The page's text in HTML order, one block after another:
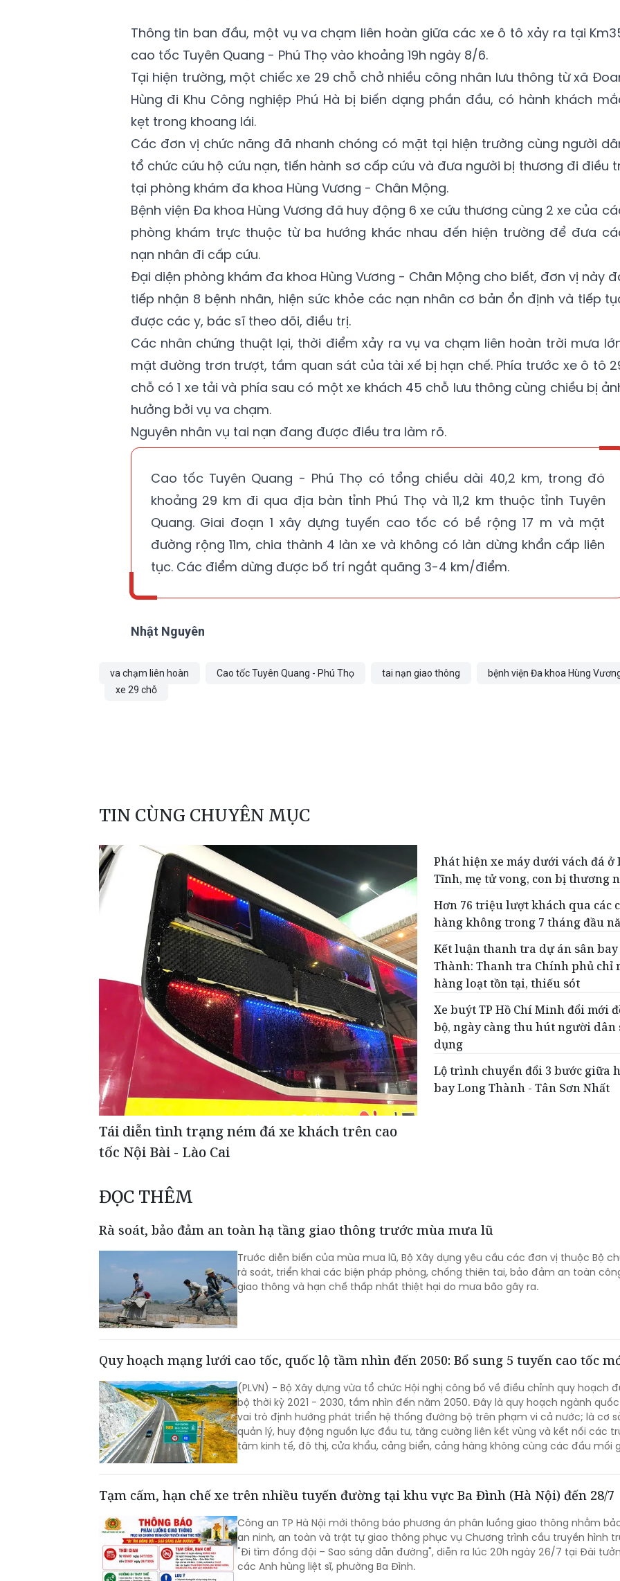
Thông tin ban đầu, một vụ va chạm liên hoàn giữa các xe ô tô xảy ra tại
cao tốc Tuyên Quang - Phú Thọ vào khoảng 19h ngày 8/6.
Tại hiện trường, một chiếc xe 29 chỗ chở nhiều công nhân lưu thông từ xã
Hùng đi Khu Công nghiệp Phú Hà bị biến dạng phần đầu, có hành khách
kẹt trong khoang lái.
Các đơn vị chức năng đã nhanh chóng có mặt tại hiện trường cùng người
tổ chức cứu hộ cứu nạn, tiến hành sơ cấp cứu và đưa người bị thương đi điều
tại phòng khám đa khoa Hùng Vương - Chân Mộng.
Bệnh viện Đa khoa Hùng Vương đã huy động 6 xe cứu thương cùng 2 xe của
phòng khám trực thuộc từ ba hướng khác nhau đến hiện trường để đưa
nạn nhân đi cấp cứu.
Đại diện phòng khám đa khoa Hùng Vương - Chân Mộng cho biết, đơn vị này
tiếp nhận 8 bệnh nhân, hiện sức khỏe các nạn nhân cơ bản ổn định và tiếp
được các y, bác sĩ theo dõi, điều trị.
Các nhân chứng thuật lại, thời điểm xảy ra vụ va chạm liên hoàn trời mưa
mặt đường trơn trượt, tầm quan sát của tài xế bị hạn chế. Phía trước xe ô tô
chỗ có 1 xe tải và phía sau có một xe khách 45 chỗ lưu thông cùng chiều bị
hưởng bởi vụ va chạm.
Nguyên nhân vụ tai nạn đang được điều tra làm rõ.
Cao tốc Tuyên Quang - Phú Thọ có tổng chiều dài 40,2 km, trong đó
khoảng 29 km đi qua địa bàn tỉnh Phú Thọ và 11,2 km thuộc tỉnh Tuyên
Quang. Giai đoạn 1 xây dựng tuyến cao tốc có bề rộng 17 m và mặt
đường rộng 11m, chia thành 4 làn xe và không có làn dừng khẩn cấp liên
tục. Các điểm dừng được bố trí ngắt quãng 3-4 km/điểm.
Nhật Nguyên
va chạm liên hoàn Cao tốc Tuyên Quang - Phú Thọ tai nạn giao thông
bệnh viện Đa khoa Hùng
xe 29 chỗ
TIN CÙNG CHUYÊN MỤC
Tái diễn tình trạng ném đá xe khách trên cao
tốc Nội Bài - Lào Cai
Phát hiện xe máy dưới vách đá ở
Tĩnh, mẹ tử vong, con bị thương
Hơn 76 triệu lượt khách qua các
hàng không trong 7 tháng đầu
Kết luận thanh tra dự án sân
Thành: Thanh tra Chính phủ chỉ
hàng loạt tồn tại, thiếu sót
Xe buýt TP Hồ Chí Minh đổi mới
bộ, ngày càng thu hút người dân
dụng
Lộ trình chuyển đổi 3 bước giữa
bay Long Thành - Tân Sơn Nhất
ĐỌC THÊM
Rà soát, bảo đảm an toàn hạ tầng giao thông trước mùa mưa lũ
Trước diễn biến của mùa mưa lũ, Bộ Xây dựng yêu cầu các đơn vị thuộc Bộ
rà soát, triển khai các biện pháp phòng, chống thiên tai, bảo đảm an toàn
giao thông và hạn chế thấp nhất thiệt hại do mưa bão gây ra.
Quy hoạch mạng lưới cao tốc, quốc lộ tầm nhìn đến 2050: Bổ sung 5 tuyến cao tốc
(PLVN) - Bộ Xây dựng vừa tổ chức Hội nghị công bố về điều chỉnh quy hoạch
bộ thời kỳ 2021 - 2030, tầm nhìn đến năm 2050. Đây là quy hoạch ngành
vai trò định hướng phát triển hệ thống đường bộ trên phạm vi cả nước; là cơ
quản lý, huy động nguồn lực đầu tư, tăng cường liên kết vùng và kết nối các
tâm kinh tế, đô thị, cửa khẩu, cảng biển, cảng hàng không cùng các đầu mối
Tạm cấm, hạn chế xe trên nhiều tuyến đường tại khu vực Ba Đình (Hà Nội) đến 28/7
Công an TP Hà Nội mới thông báo phương án phân luồng giao thông nhằm
an ninh, an toàn và trật tự giao thông phục vụ Chương trình cầu truyền hình
"Đi tìm đồng đội – Sao sáng dẫn đường", diễn ra lúc 20h ngày 26/7 tại Đài
các Anh hùng liệt sĩ, phường Ba Đình.